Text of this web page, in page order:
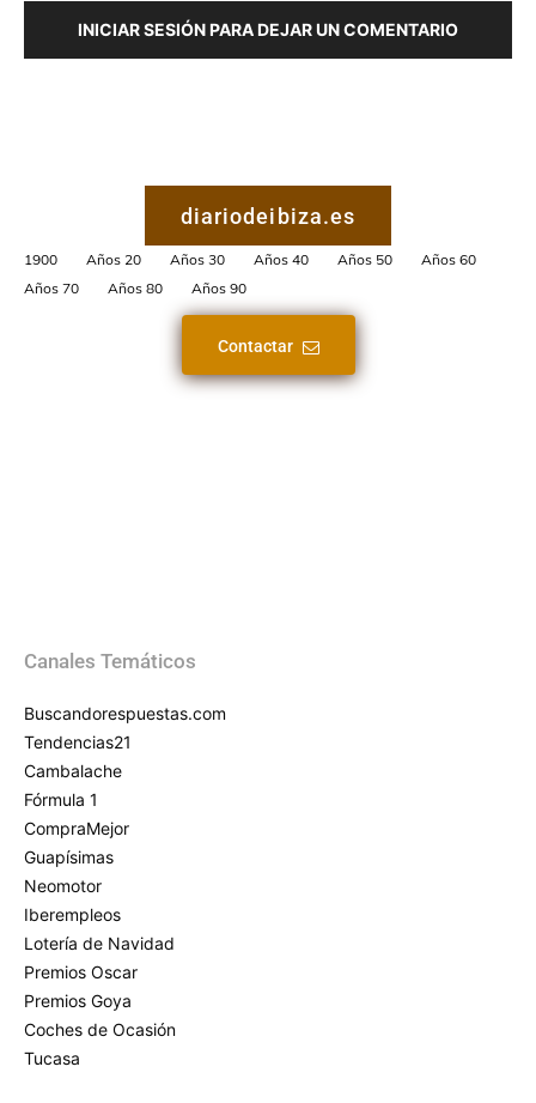
INICIAR SESIÓN PARA DEJAR UN COMENTARIO
diariodeibiza.es
1900 Años 20 Años 30 Años 40 Años 50
Años 60
Años 70
Años 80 Años 90
Contactar
Canales Temáticos
Buscandorespuestas.com
Tendencias21
Cambalache
Fórmula 1
CompraMejor
Guapísimas
Neomotor
Iberempleos
Lotería de Navidad
Premios Oscar
Premios Goya
Coches de Ocasión
Tucasa